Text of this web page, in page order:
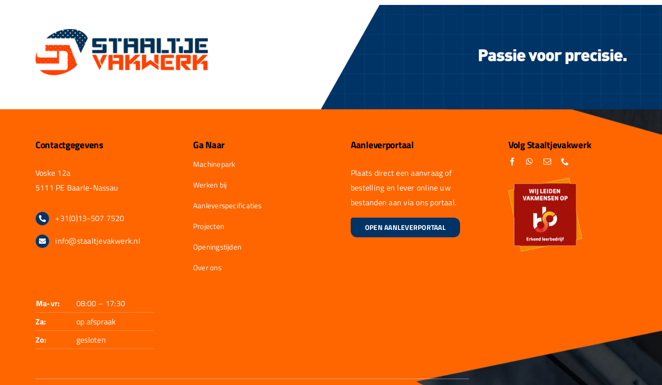
Contactgegevens
Voske 12a
5111 PE Baarle-Nassau
+31(0)13-507 7520
info@staaltjevakwerk.nl
Ma-vr:
08:00 – 17:30
Za:
op afspraak
Zo:
gesloten
Ga Naar
Machinepark
Werken bij
Aanleverspecificaties
Projecten
Openingstijden
Over ons
Aanleverportaal
Plaats direct een aanvraag of
bestelling en lever online uw
bestanden aan via ons portaal.
OPEN AANLEVERPORTAAL
Volg Staaltjevakwerk